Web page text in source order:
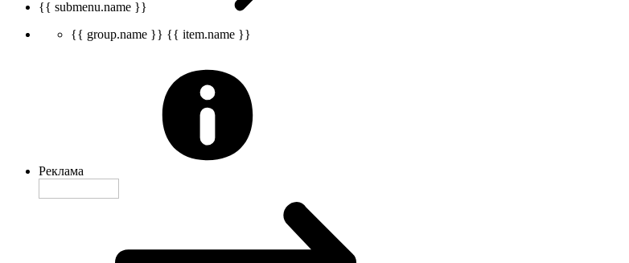
{{ submenu.name }}
{{ group.name }} {{ item.name }}
Реклама